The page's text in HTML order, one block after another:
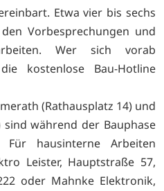
Etwa vier bis sechs
Vorbesprechungen und
Wer sich vorab
kostenlose Bau-Hotline
(Rathausplatz 14) und
während der Bauphase
Für hausinterne Arbeiten
Leister, Hauptstraße 57,
oder Mahnke Elektronik,